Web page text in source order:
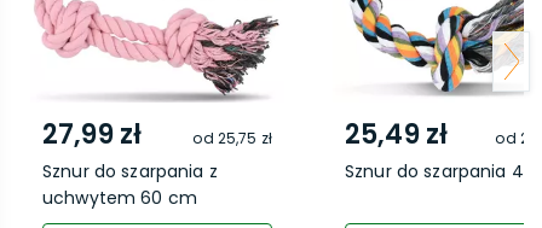
27,99 zł od 25,75 zł
Sznur do szarpania z
uchwytem 60 cm
25,49 zł od
Sznur do szarpania